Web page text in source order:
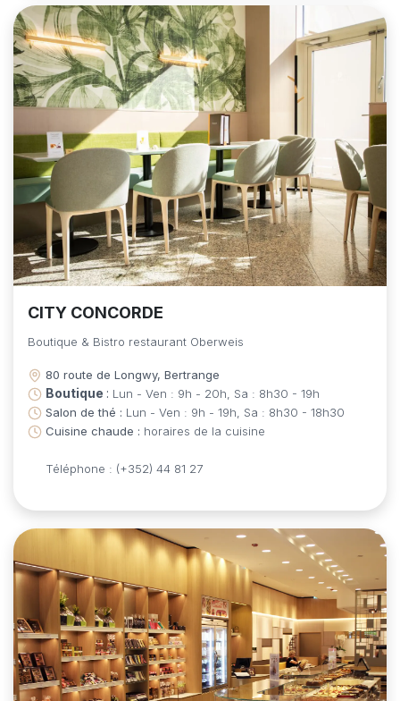
CITY CONCORDE​
Boutique & Bistro restaurant Oberweis​
80 route de Longwy, Bertrange
Boutique : Lun - Ven : 9h - 20h, Sa : 8h30 - 19h
Salon de thé : Lun - Ven : 9h - 19h, Sa : 8h30 - 18h30
Cuisine chaude : horaires de la cuisine
Téléphone : (+352) 44 81 27